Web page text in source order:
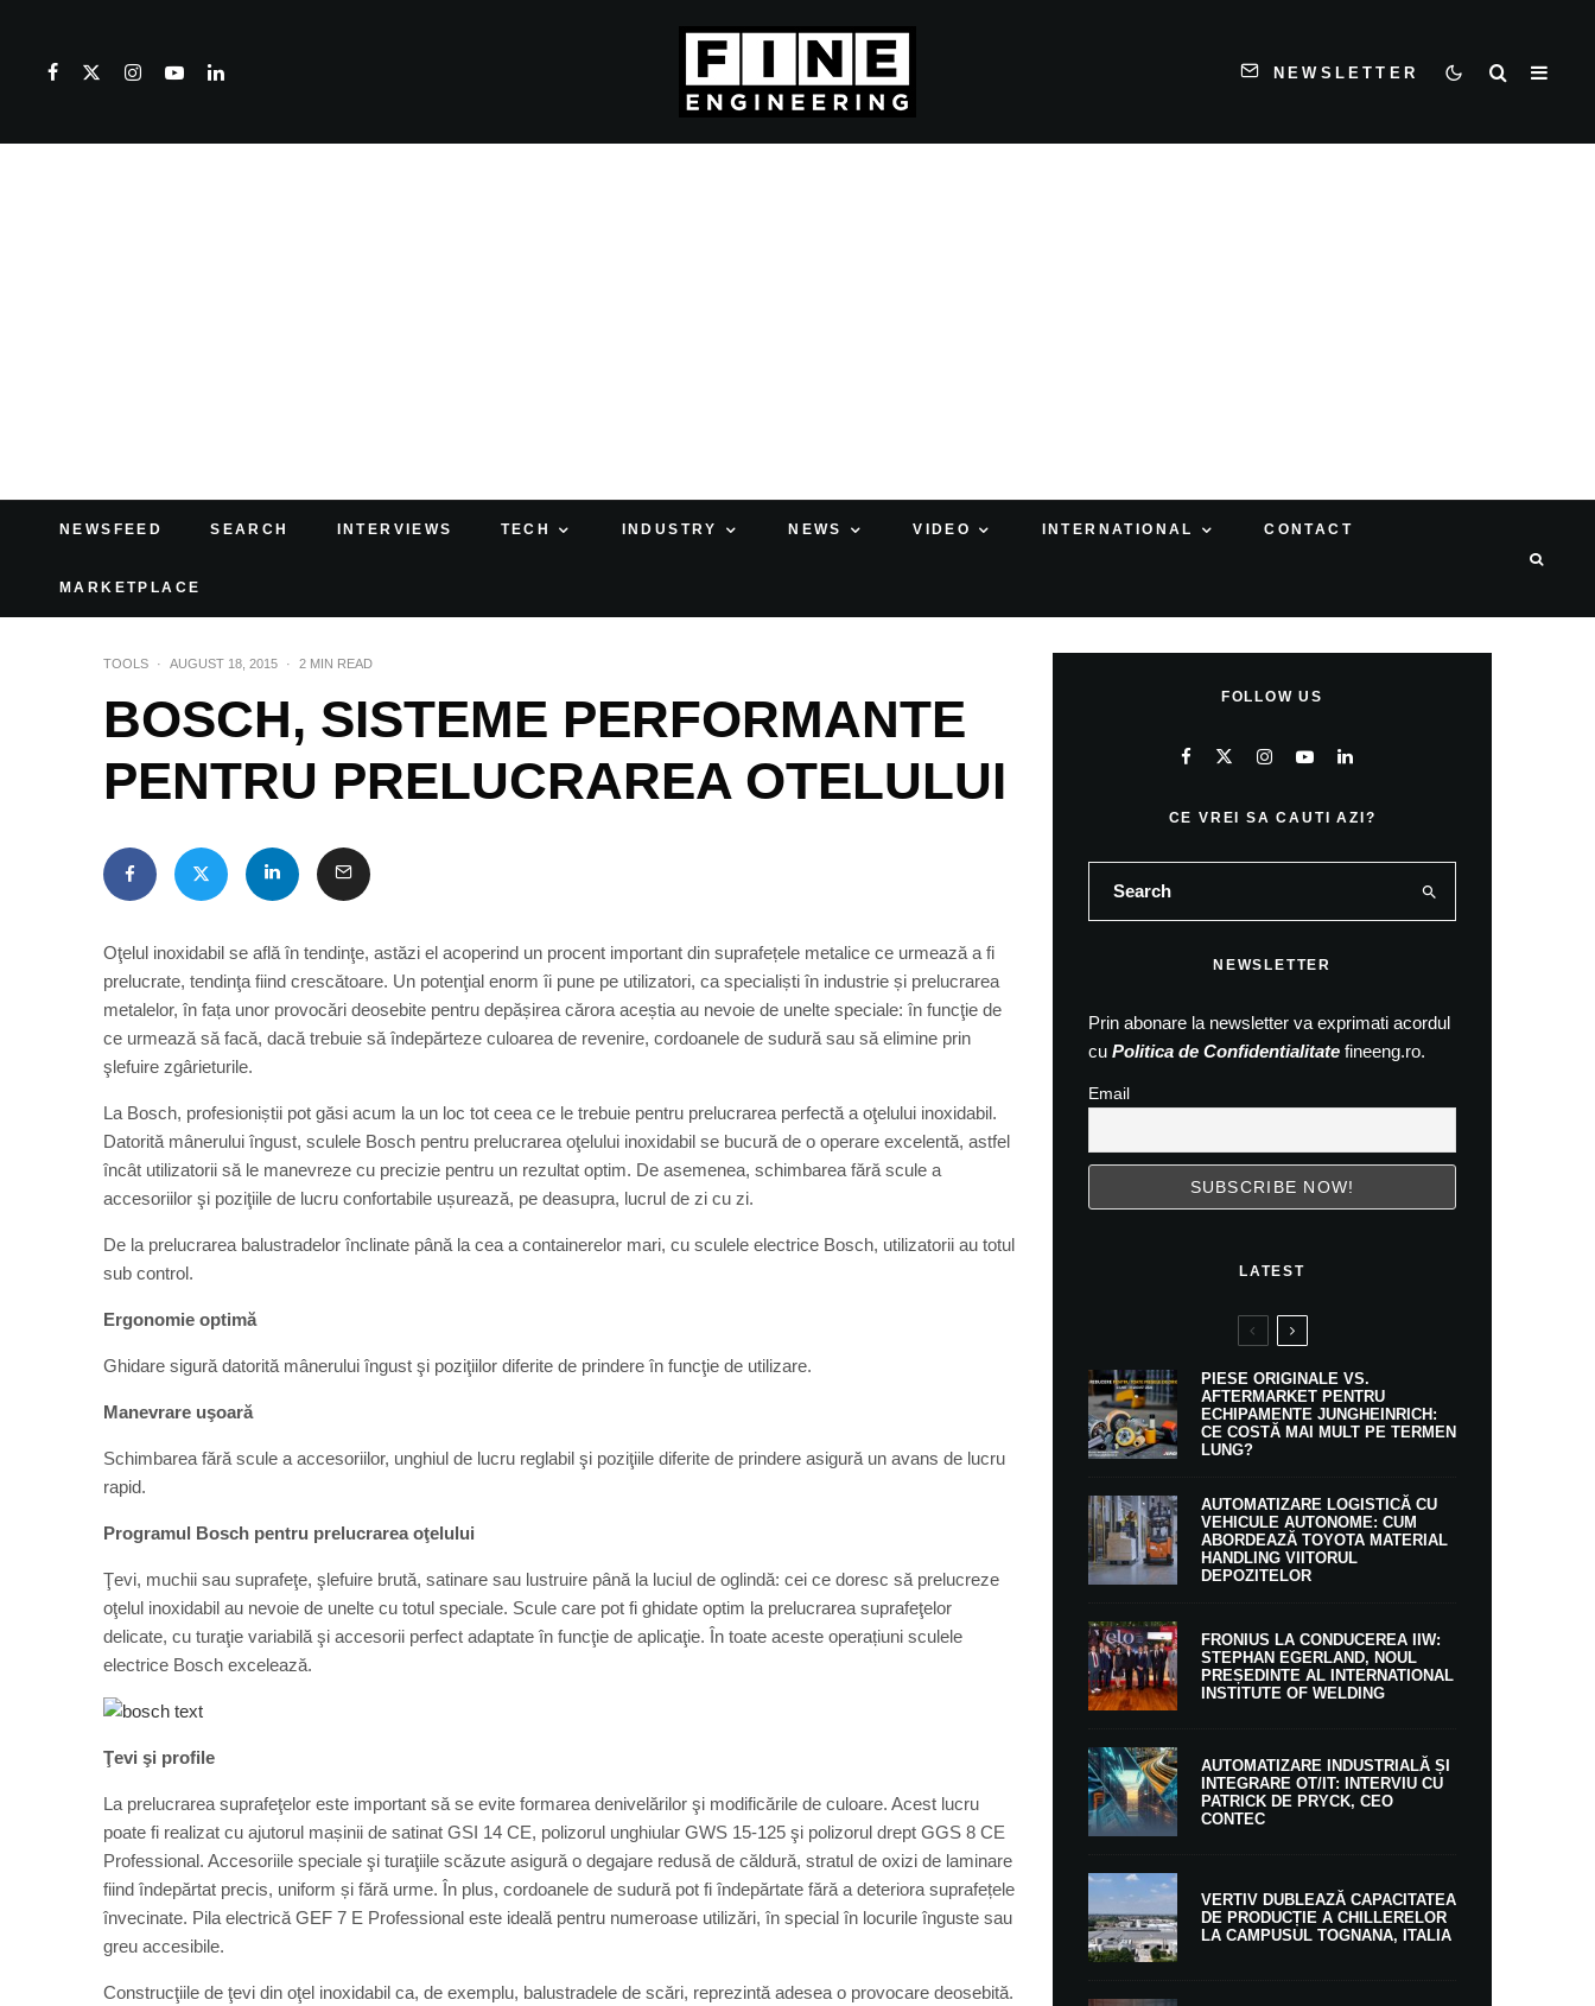
NEWSLETTER
NEWSFEED SEARCH INTERVIEWS TECH INDUSTRY NEWS VIDEO INTERNATIONAL CONTACT
MARKETPLACE
TOOLS · AUGUST 18, 2015 · 2 MIN READ
BOSCH, SISTEME PERFORMANTE
PENTRU PRELUCRAREA OTELULUI
Oţelul inoxidabil se află în tendinţe, astăzi el acoperind un procent important din suprafețele metalice ce urmează a fi
prelucrate, tendinţa fiind crescătoare. Un potenţial enorm îi pune pe utilizatori, ca specialiști în industrie și prelucrarea
metalelor, în fața unor provocări deosebite pentru depășirea cărora aceștia au nevoie de unelte speciale: în funcţie de
ce urmează să facă, dacă trebuie să îndepărteze culoarea de revenire, cordoanele de sudură sau să elimine prin
şlefuire zgârieturile.
La Bosch, profesioniștii pot găsi acum la un loc tot ceea ce le trebuie pentru prelucrarea perfectă a oţelului inoxidabil.
Datorită mânerului îngust, sculele Bosch pentru prelucrarea oţelului inoxidabil se bucură de o operare excelentă, astfel
încât utilizatorii să le manevreze cu precizie pentru un rezultat optim. De asemenea, schimbarea fără scule a
accesoriilor şi poziţiile de lucru confortabile ușurează, pe deasupra, lucrul de zi cu zi.
De la prelucrarea balustradelor înclinate până la cea a containerelor mari, cu sculele electrice Bosch, utilizatorii au totul
sub control.
Ergonomie optimă
Ghidare sigură datorită mânerului îngust şi poziţiilor diferite de prindere în funcţie de utilizare.
Manevrare uşoară
Schimbarea fără scule a accesoriilor, unghiul de lucru reglabil şi poziţiile diferite de prindere asigură un avans de lucru
rapid.
Programul Bosch pentru prelucrarea oţelului
Ţevi, muchii sau suprafeţe, şlefuire brută, satinare sau lustruire până la luciul de oglindă: cei ce doresc să prelucreze
oţelul inoxidabil au nevoie de unelte cu totul speciale. Scule care pot fi ghidate optim la prelucrarea suprafeţelor
delicate, cu turaţie variabilă şi accesorii perfect adaptate în funcţie de aplicaţie. În toate aceste operațiuni sculele
electrice Bosch excelează.
Ţevi şi profile
La prelucrarea suprafeţelor este important să se evite formarea denivelărilor şi modificările de culoare. Acest lucru
poate fi realizat cu ajutorul mașinii de satinat GSI 14 CE, polizorul unghiular GWS 15-125 şi polizorul drept GGS 8 CE
Professional. Accesoriile speciale şi turaţiile scăzute asigură o degajare redusă de căldură, stratul de oxizi de laminare
fiind îndepărtat precis, uniform și fără urme. În plus, cordoanele de sudură pot fi îndepărtate fără a deteriora suprafețele
învecinate. Pila electrică GEF 7 E Professional este ideală pentru numeroase utilizări, în special în locurile înguste sau
greu accesibile.
Construcţiile de ţevi din oţel inoxidabil ca, de exemplu, balustradele de scări, reprezintă adesea o provocare deosebită.
FOLLOW US
CE VREI SA CAUTI AZI?
NEWSLETTER
Prin abonare la newsletter va exprimati acordul
cu Politica de Confidentialitate fineeng.ro.
Email
LATEST
PIESE ORIGINALE VS.
AFTERMARKET PENTRU
ECHIPAMENTE JUNGHEINRICH:
CE COSTĂ MAI MULT PE TERMEN
LUNG?
AUTOMATIZARE LOGISTICĂ CU
VEHICULE AUTONOME: CUM
ABORDEAZĂ TOYOTA MATERIAL
HANDLING VIITORUL
DEPOZITELOR
FRONIUS LA CONDUCEREA IIW:
STEPHAN EGERLAND, NOUL
PREȘEDINTE AL INTERNATIONAL
INSTITUTE OF WELDING
AUTOMATIZARE INDUSTRIALĂ ȘI
INTEGRARE OT/IT: INTERVIU CU
PATRICK DE PRYCK, CEO
CONTEC
VERTIV DUBLEAZĂ CAPACITATEA
DE PRODUCȚIE A CHILLERELOR
LA CAMPUSUL TOGNANA, ITALIA